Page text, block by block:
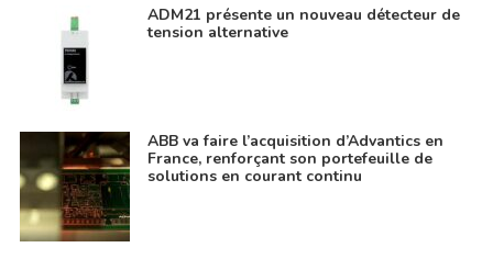
ADM21 présente un nouveau détecteur de
tension alternative
ABB va faire l’acquisition d’Advantics en
France, renforçant son portefeuille de
solutions en courant continu